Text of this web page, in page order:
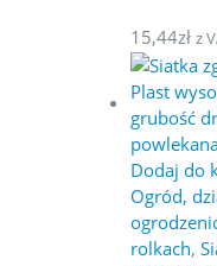
15,44zł z
Dodaj do
Ogród,
rolkach,